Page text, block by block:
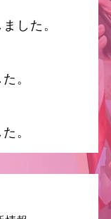
した。
。
。